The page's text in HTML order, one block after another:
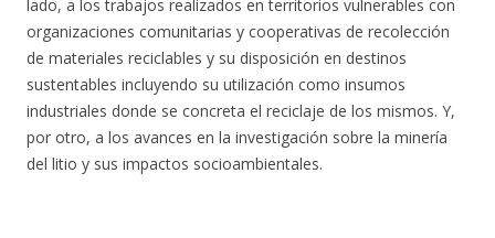
lado, a los trabajos realizados en territorios vulnerables con
organizaciones comunitarias y cooperativas de recolección
de materiales reciclables y su disposición en destinos
sustentables incluyendo su utilización como insumos
industriales donde se concreta el reciclaje de los mismos. Y,
por otro, a los avances en la investigación sobre la minería
del litio y sus impactos socioambientales.